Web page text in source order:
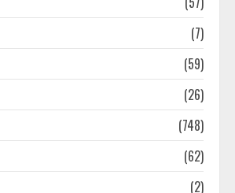
(7)
(59)
(26)
(748)
(62)
(2)